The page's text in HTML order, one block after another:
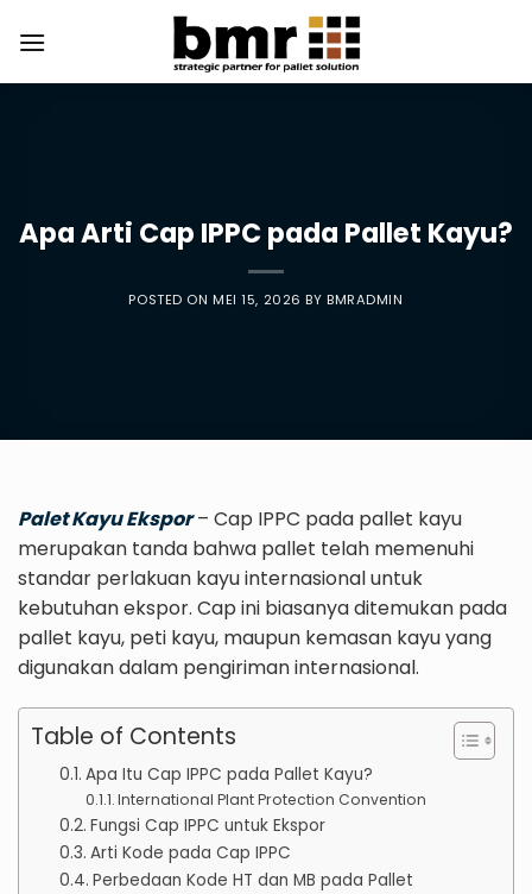
Apa Arti Cap IPPC pada Pallet Kayu?
POSTED ONMEI 15, 2026 BYBMRADMIN
Palet Kayu Ekspor – Cap IPPC pada pallet kayu
merupakan tanda bahwa pallet telah memenuhi
standar perlakuan kayu internasional untuk
kebutuhan ekspor. Cap ini biasanya ditemukan pada
pallet kayu, peti kayu, maupun kemasan kayu yang
digunakan dalam pengiriman internasional.
Table of Contents
Apa Itu Cap IPPC pada Pallet Kayu?
International Plant Protection Convention
Fungsi Cap IPPC untuk Ekspor
Arti Kode pada Cap IPPC
Perbedaan Kode HT dan MB pada Pallet